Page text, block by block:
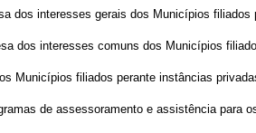
dos interesses gerais dos Municípios
dos interesses comuns dos Municípios
Municípios filiados perante instâncias
de assessoramento e assistência para